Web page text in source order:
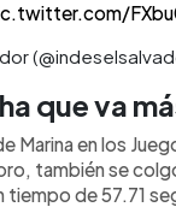
que va
Marina en los
también se
de 57.71